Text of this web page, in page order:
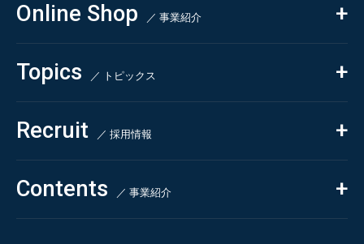
依頼・受託調査
- 市場調査
- 競合調査
- アンケート調査
- クイックリサーチ
自主企画調査
Online Shop ／ 事業紹介
Beauty & Cosmetics
Health & Food
Pharmaceuticals & Medical
Chemical & Life Sciences
Topics ／ トピックス
ALL
お知らせ
新刊情報
掲載情報
Recruit ／ 採用情報
採用TOP
- 求める人物像
Contents ／ 事業紹介
お問い合わせ